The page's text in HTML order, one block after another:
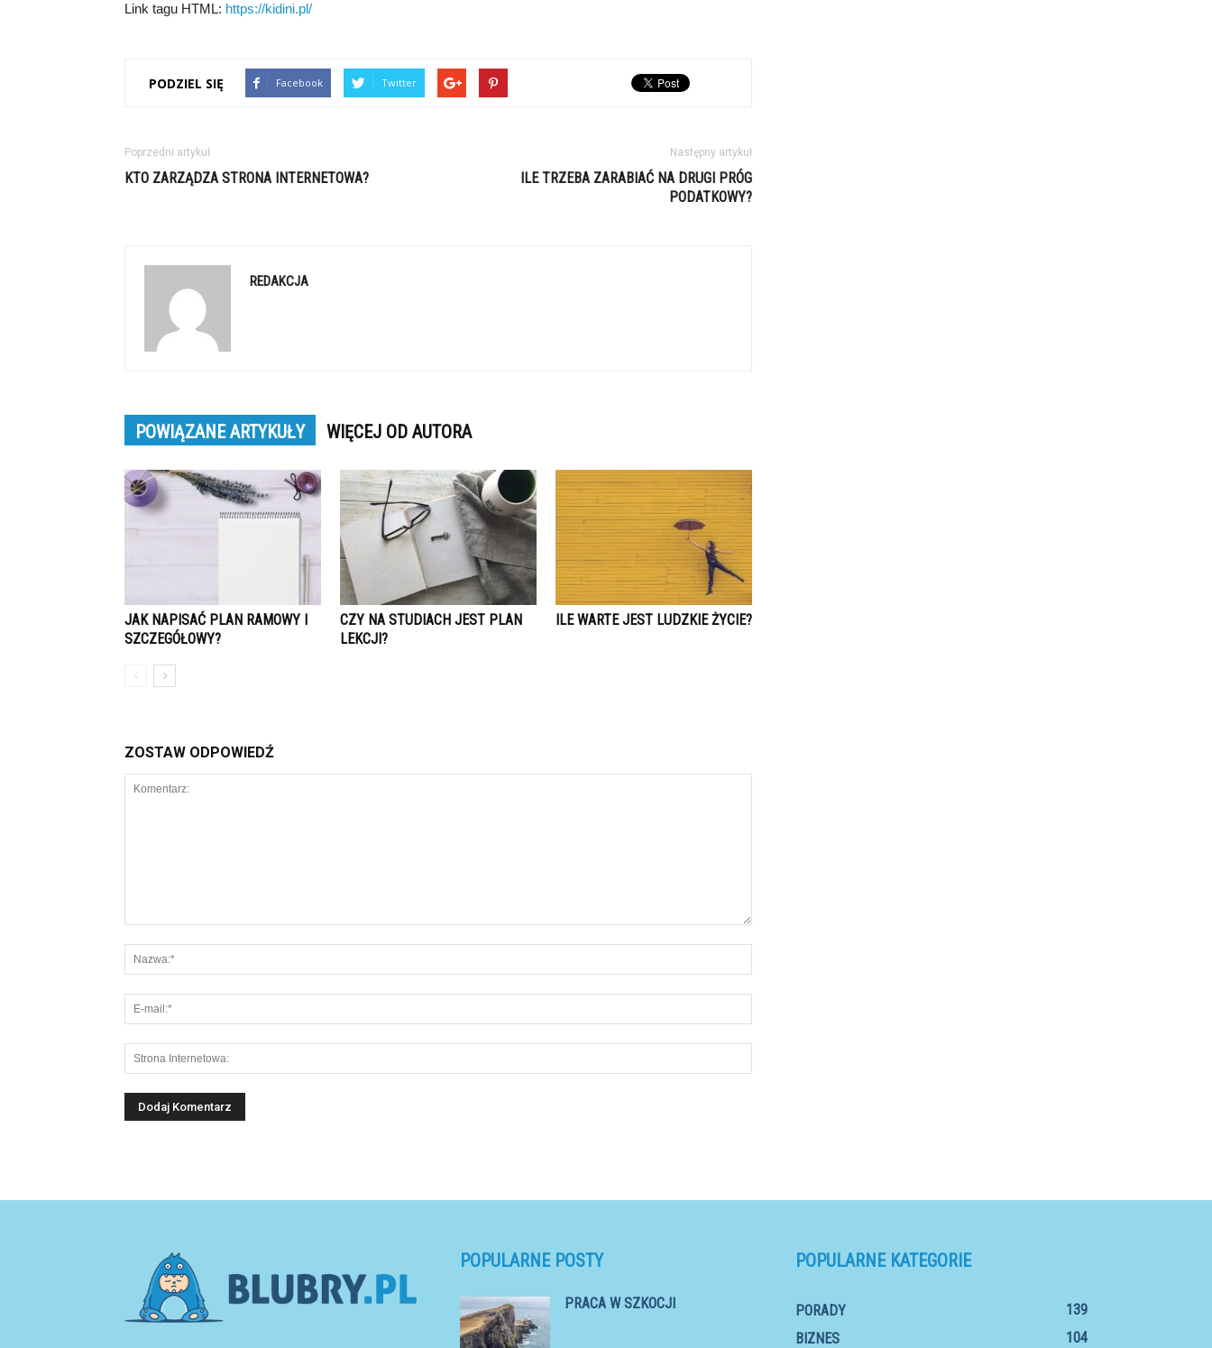
Link tagu HTML: https://kidini.pl/
PODZIEL SIĘ Facebook Twitter
Poprzedni artykuł
KTO ZARZĄDZA STRONA INTERNETOWA?
Następny artykuł
ILE TRZEBA ZARABIAĆ NA DRUGI PRÓG
PODATKOWY?
REDAKCJA
POWIĄZANE ARTYKUŁY WIĘCEJ OD AUTORA
JAK NAPISAĆ PLAN RAMOWY I
SZCZEGÓŁOWY?
CZY NA STUDIACH JEST PLAN
LEKCJI?
ILE WARTE JEST LUDZKIE ŻYCIE?
ZOSTAW ODPOWIEDŹ
POPULARNE POSTY
PRACA W SZKOCJI
POPULARNE KATEGORIE
PORADY
139
BIZNES
104